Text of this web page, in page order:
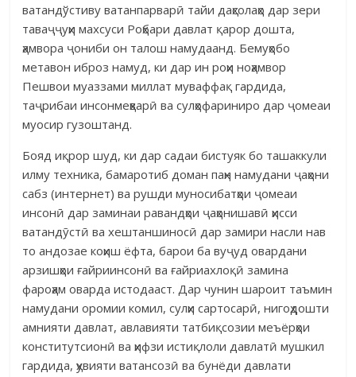
ватандўстиву ватанпарварӣ тайи даҳсолаҳо дар зери
таваҷҷуҳи махсуси Роҳбари давлат қарор дошта,
ҳамвора ҷониби он талош намудаанд. Бемуҳобо
метавон иброз намуд, ки дар ин роҳи ноҳамвор
Пешвои муаззами миллат муваффақ гардида,
таҷрибаи инсонмеҳварӣ ва сулҳофариниро дар ҷомеаи
муосир гузоштанд.
Бояд иқрор шуд, ки дар садаи бистуяк бо ташаккули
илму техника, бамаротиб доман паҳн намудани ҷаҳони
сабз (интернет) ва рушди муносибатҳои ҷомеаи
инсонӣ дар заминаи равандҳои ҷаҳонишавӣ ҳисси
ватандӯстӣ ва хештаншиносӣ дар замири насли нав
то андозае коҳиш ёфта, барои ба вуҷуд овардани
арзишҳои ғайриинсонӣ ва ғайриахлоқӣ замина
фароҳам оварда истодааст. Дар чунин шароит таъмин
намудани оромии комил, сулҳи сартосарӣ, нигоҳдошти
амнияти давлат, авлавияти татбиқсозии меъёрҳои
конститутсионӣ ва ҳифзи истиқлоли давлатӣ мушкил
гардида, ҳувияти ватансозӣ ва бунёди давлати